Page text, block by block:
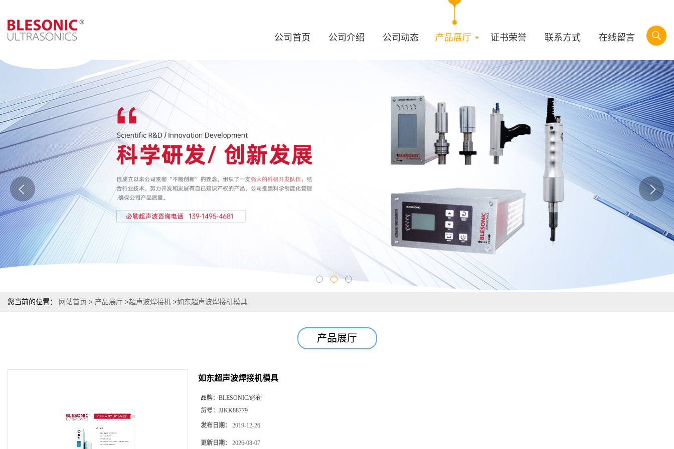
公司首页 公司介绍 公司动态 产品展厅 证书荣誉 联系方式 在线留言
您当前的位置： 网站首页 > 产品展厅 >超声波焊接机 >如东超声波焊接机模具
产品展厅
如东超声波焊接机模具
品牌： BLESONIC/必勒
货号： JJKK88779
发布日期： 2019-12-26
更新日期： 2026-08-07